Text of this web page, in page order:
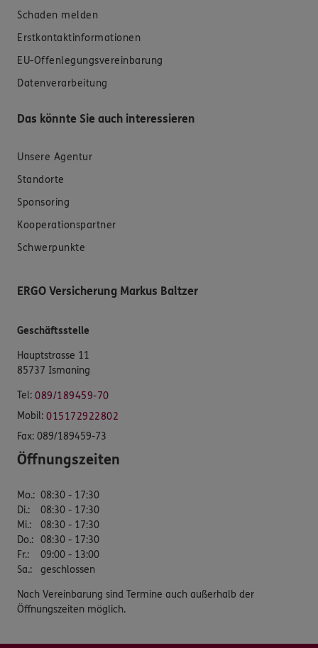
Schaden melden
Erstkontaktinformationen
EU-Offenlegungsvereinbarung
Datenverarbeitung
Das könnte Sie auch interessieren
Unsere Agentur
Standorte
Sponsoring
Kooperationspartner
Schwerpunkte
ERGO Versicherung Markus Baltzer
Geschäftsstelle
Hauptstrasse 11
85737 Ismaning
Tel: 089/189459-70
Mobil: 015172922802
Fax: 089/189459-73
Öffnungszeiten
Mo.: 08:30 - 17:30
Di.:
08:30 - 17:30
Mi.:
08:30 - 17:30
Do.: 08:30 - 17:30
Fr.:
09:00 - 13:00
Sa.: geschlossen
Nach Vereinbarung sind Termine auch außerhalb der
Öffnungszeiten möglich.